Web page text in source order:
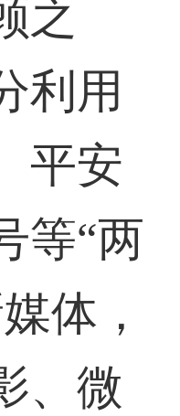
之
利用
平安
等“两
体，
、微